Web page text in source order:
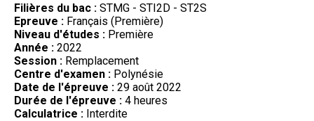
Filières du bac : STMG - STI2D - ST2S
Epreuve : Français (Première)
Niveau d'études : Première
Année : 2022
Session : Remplacement
Centre d'examen : Polynésie
Date de l'épreuve : 29 août 2022
Durée de l'épreuve : 4 heures
Calculatrice : Interdite